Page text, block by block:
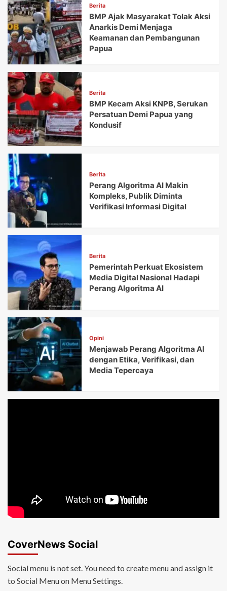
Berita
BMP Ajak Masyarakat Tolak Aksi
Anarkis Demi Menjaga
Keamanan dan Pembangunan
Papua
Berita
BMP Kecam Aksi KNPB, Serukan
Persatuan Demi Papua yang
Kondusif
Berita
Perang Algoritma AI Makin
Kompleks, Publik Diminta
Verifikasi Informasi Digital
Berita
Pemerintah Perkuat Ekosistem
Media Digital Nasional Hadapi
Perang Algoritma AI
Opini
Menjawab Perang Algoritma AI
dengan Etika, Verifikasi, dan
Media Tepercaya
CoverNews Social
Social menu is not set. You need to create menu and assign it
to Social Menu on Menu Settings.